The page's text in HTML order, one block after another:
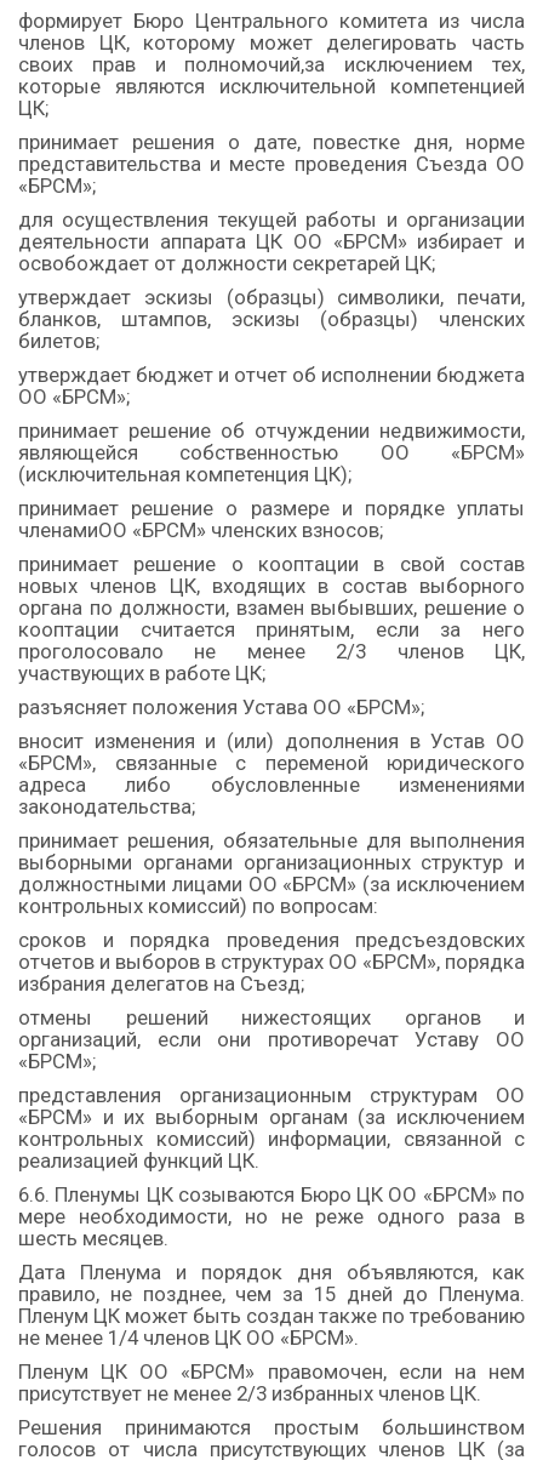
формирует Бюро Центрального комитета из числа
членов ЦК, которому может делегировать часть
своих прав и полномочий,за исключением тех,
которые являются исключительной компетенцией
ЦК;
принимает решения о дате, повестке дня, норме
представительства и месте проведения Съезда ОО
«БРСМ»;
для осуществления текущей работы и организации
деятельности аппарата ЦК ОО «БРСМ» избирает и
освобождает от должности секретарей ЦК;
утверждает эскизы (образцы) символики, печати,
бланков, штампов, эскизы (образцы) членских
билетов;
утверждает бюджет и отчет об исполнении бюджета
ОО «БРСМ»;
принимает решение об отчуждении недвижимости,
являющейся собственностью ОО «БРСМ»
(исключительная компетенция ЦК);
принимает решение о размере и порядке уплаты
членамиОО «БРСМ» членских взносов;
принимает решение о кооптации в свой состав
новых членов ЦК, входящих в состав выборного
органа по должности, взамен выбывших, решение о
кооптации считается принятым, если за него
проголосовало не менее 2/3 членов ЦК,
участвующих в работе ЦК;
разъясняет положения Устава ОО «БРСМ»;
вносит изменения и (или) дополнения в Устав ОО
«БРСМ», связанные с переменой юридического
адреса либо обусловленные изменениями
законодательства;
принимает решения, обязательные для выполнения
выборными органами организационных структур и
должностными лицами ОО «БРСМ» (за исключением
контрольных комиссий) по вопросам:
сроков и порядка проведения предсъездовских
отчетов и выборов в структурах ОО «БРСМ», порядка
избрания делегатов на Съезд;
отмены решений нижестоящих органов и
организаций, если они противоречат Уставу ОО
«БРСМ»;
представления организационным структурам ОО
«БРСМ» и их выборным органам (за исключением
контрольных комиссий) информации, связанной с
реализацией функций ЦК.
6.6. Пленумы ЦК созываются Бюро ЦК ОО «БРСМ» по
мере необходимости, но не реже одного раза в
шесть месяцев.
Дата Пленума и порядок дня объявляются, как
правило, не позднее, чем за 15 дней до Пленума.
Пленум ЦК может быть создан также по требованию
не менее 1/4 членов ЦК ОО «БРСМ».
Пленум ЦК ОО «БРСМ» правомочен, если на нем
присутствует не менее 2/3 избранных членов ЦК.
Решения принимаются простым большинством
голосов от числа присутствующих членов ЦК (за